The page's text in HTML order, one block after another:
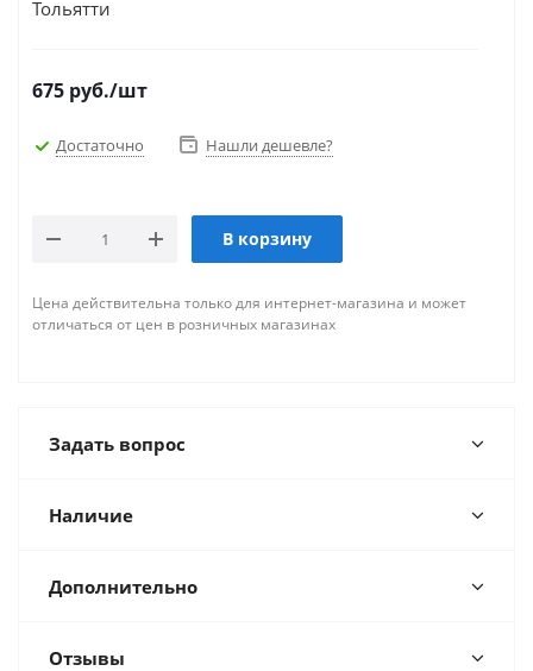
Тольятти
675 руб./шт
Достаточно Нашли дешевле?
В корзину
Цена действительна только для интернет-магазина и может
отличаться от цен в розничных магазинах
Задать вопрос
Наличие
Дополнительно
Отзывы